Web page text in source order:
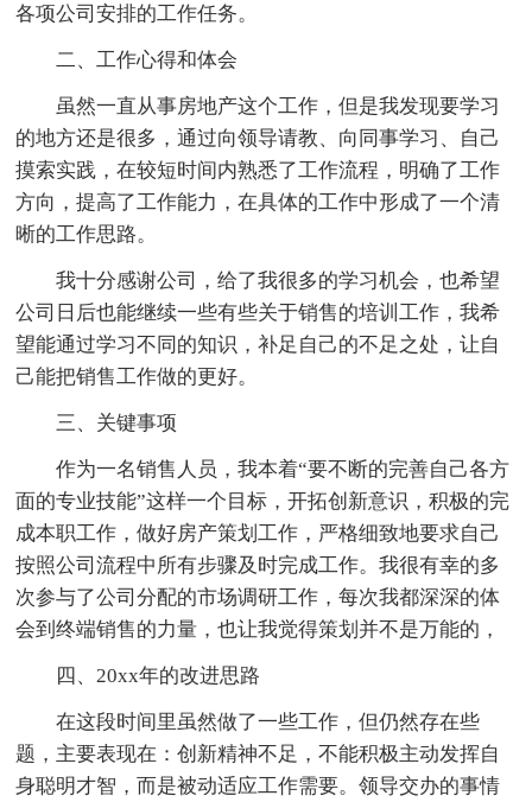
各项公司安排的工作任务。
二、工作心得和体会
虽然一直从事房地产这个工作，但是我发现要学习
的地方还是很多，通过向领导请教、向同事学习、自己
摸索实践，在较短时间内熟悉了工作流程，明确了工作
方向，提高了工作能力，在具体的工作中形成了一个清
晰的工作思路。
我十分感谢公司，给了我很多的学习机会，也希望
公司日后也能继续一些有些关于销售的培训工作，我希
望能通过学习不同的知识，补足自己的不足之处，让自
己能把销售工作做的更好。
三、关键事项
作为一名销售人员，我本着“要不断的完善自己各方
面的专业技能”这样一个目标，开拓创新意识，积极的完
成本职工作，做好房产策划工作，严格细致地要求自己
按照公司流程中所有步骤及时完成工作。我很有幸的多
次参与了公司分配的市场调研工作，每次我都深深的体
会到终端销售的力量，也让我觉得策划并不是万能的，
四、20xx年的改进思路
在这段时间里虽然做了一些工作，但仍然存在些
题，主要表现在：创新精神不足，不能积极主动发挥自
身聪明才智，而是被动适应工作需要。领导交办的事情